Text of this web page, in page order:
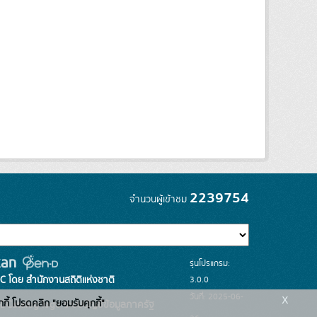
จำนวนผู้เข้าชม 2239754
โดย สำนักงานสถิติแห่งชาติ
ระบบบัญชีข้อมูลภาครัฐ
รุ่นโปรแกรม:
3.0.0
วันที่: 2025-06-
กี้ โปรดคลิก "ยอมรับคุกกี้" x